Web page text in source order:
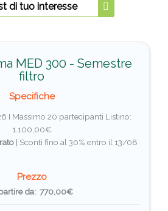
di tuo interesse
MED 300 - Semestre
filtro
Specifiche
I Massimo 20 partecipanti Listino:
1.100,00€
| Sconti fino al 30% entro il 13/08
Prezzo
da: 770,00€